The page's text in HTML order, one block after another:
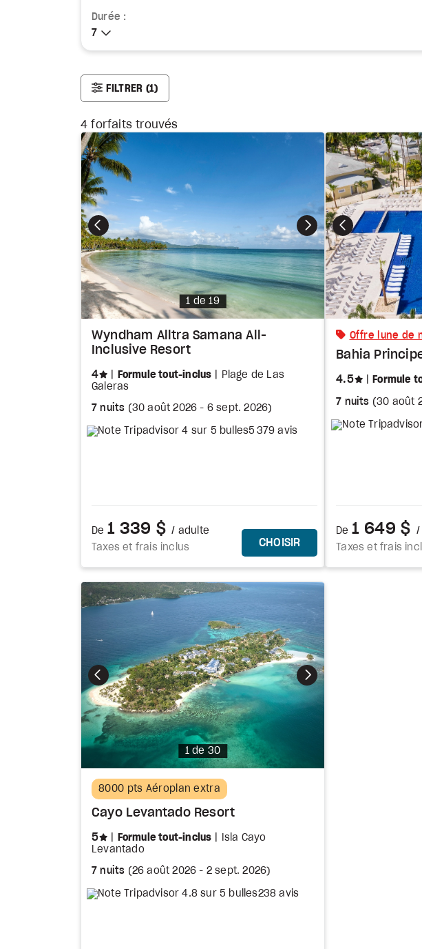
Durée :
7
7
FILTRER (1)
4forfaits trouvés
Photo
1 de 19
Wyndham Alltra Samana All-
Inclusive Resort
4 étoiles
Formule tout-inclus
Plage de Las
Galeras
7 nuits (30 août 2026 - 6 sept. 2026)
5 379 avis
De 1 339 $ / adulte
Taxes et frais inclus
CHOISIRCE FORFAIT
Offre lune de
Bahia
4.5 étoiles
Formule
7 nuits (30 août
De 1 649 $ /
Taxes et frais
Photo
1 de 30
8000 pts Aéroplan extra
Cayo Levantado Resort
5 étoiles
Formule tout-inclus
Isla Cayo
Levantado
7 nuits (26 août 2026 - 2 sept. 2026)
238 avis